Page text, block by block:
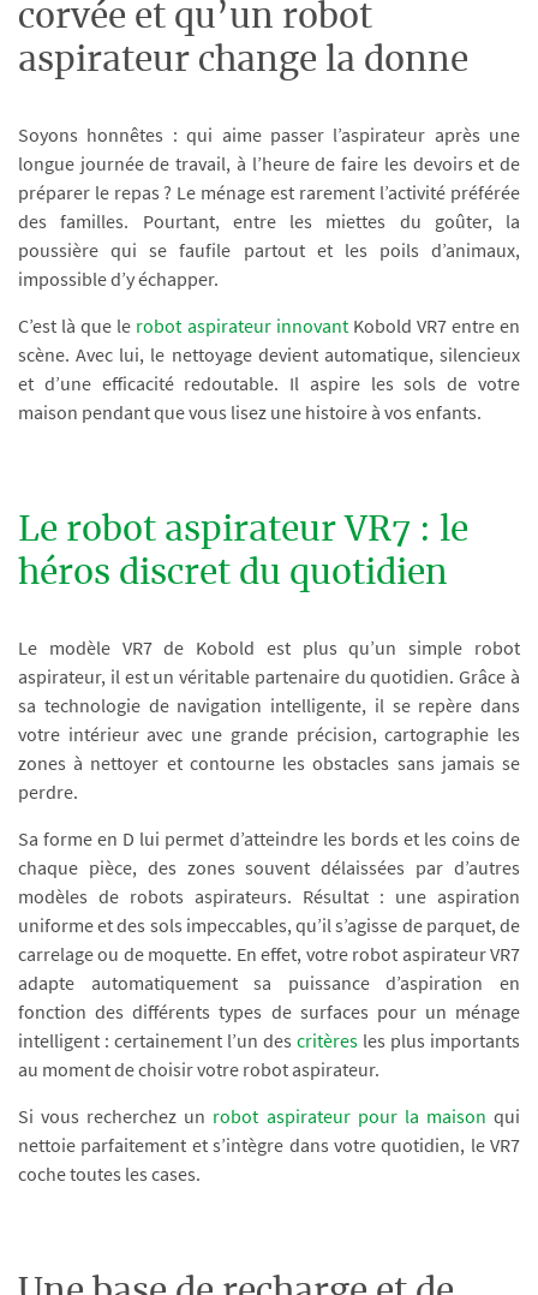
corvée et qu’un robot
aspirateur change la donne
Soyons honnêtes : qui aime passer l’aspirateur après une
longue journée de travail, à l’heure de faire les devoirs et de
préparer le repas ? Le ménage est rarement l’activité préférée
des familles. Pourtant, entre les miettes du goûter, la
poussière qui se faufile partout et les poils d’animaux,
impossible d’y échapper.
C’est là que le robot aspirateur innovantKobold VR7 entre en
scène. Avec lui, le nettoyage devient automatique, silencieux
et d’une efficacité redoutable. Il aspire les sols de votre
maison pendant que vous lisez une histoire à vos enfants.
Le robot aspirateur VR7 : le
héros discret du quotidien
Le modèle VR7 de Kobold est plus qu’un simple robot
aspirateur, il est un véritable partenaire du quotidien. Grâce à
sa technologie de navigation intelligente, il se repère dans
votre intérieur avec une grande précision, cartographie les
zones à nettoyer et contourne les obstacles sans jamais se
perdre.
Sa forme en D lui permet d’atteindre les bords et les coins de
chaque pièce, des zones souvent délaissées par d’autres
modèles de robots aspirateurs. Résultat : une aspiration
uniforme et des sols impeccables, qu’il s’agisse de parquet, de
carrelage ou de moquette. En effet, votre robot aspirateur VR7
adapte automatiquement sa puissance d’aspiration en
fonction des différents types de surfaces pour un ménage
intelligent : certainement l’un des critères les plus importants
au moment de choisir votre robot aspirateur.
Si vous recherchez un robot aspirateur pour la maison qui
nettoie parfaitement et s’intègre dans votre quotidien, le VR7
coche toutes les cases.